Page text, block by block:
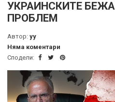
УКРАИНСКИТЕ
ПРОБЛЕМ
Автор: yy
Няма коментари
Сподели: